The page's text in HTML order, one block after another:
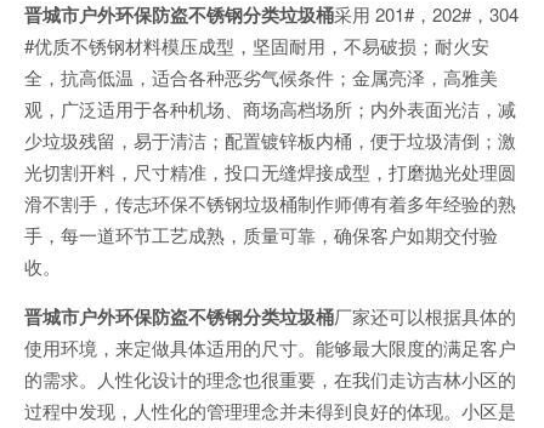
晋城市户外环保防盗不锈钢分类垃圾桶采用 201#，202#，304
#优质不锈钢材料模压成型，坚固耐用，不易破损；耐火安
全，抗高低温，适合各种恶劣气候条件；金属亮泽，高雅美
观，广泛适用于各种机场、商场高档场所；内外表面光洁，减
少垃圾残留，易于清洁；配置镀锌板内桶，便于垃圾清倒；激
光切割开料，尺寸精准，投口无缝焊接成型，打磨抛光处理圆
滑不割手，传志环保不锈钢垃圾桶制作师傅有着多年经验的熟
手，每一道环节工艺成熟，质量可靠，确保客户如期交付验
收。
晋城市户外环保防盗不锈钢分类垃圾桶厂家还可以根据具体的
使用环境，来定做具体适用的尺寸。能够最大限度的满足客户
的需求。人性化设计的理念也很重要，在我们走访吉林小区的
过程中发现，人性化的管理理念并未得到良好的体现。小区是